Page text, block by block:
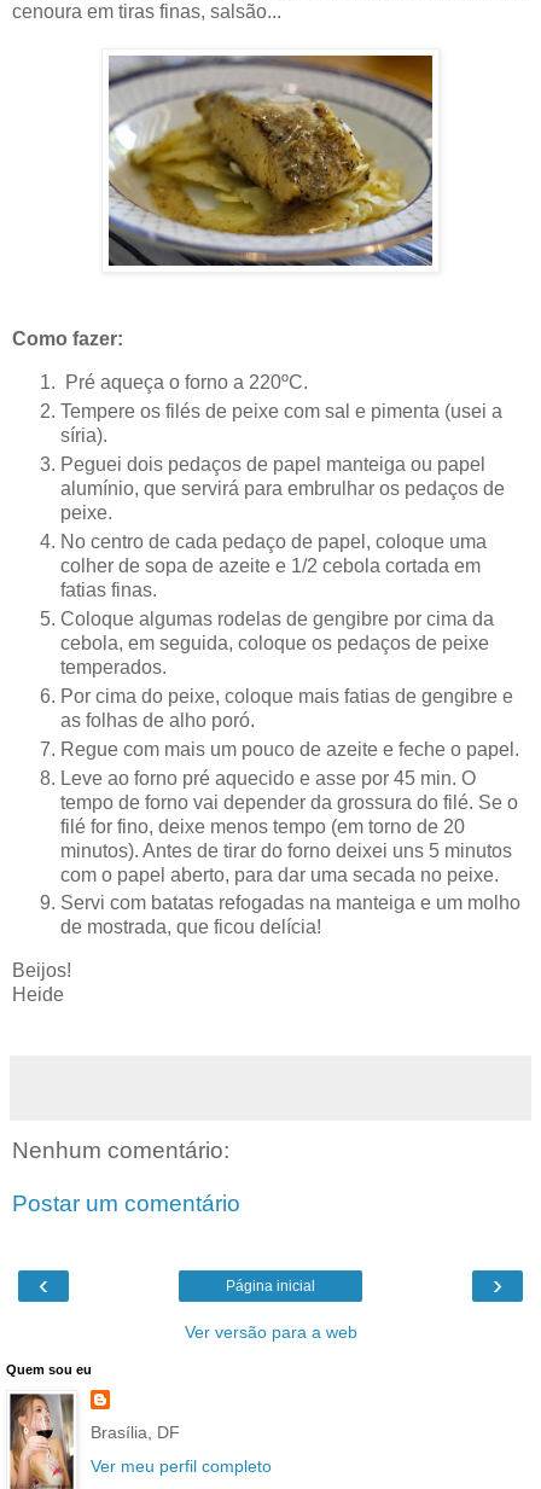
cenoura em tiras finas, salsão...
Como fazer:
Pré aqueça o forno a 220ºC.
Tempere os filés de peixe com sal e pimenta (usei a
síria).
Peguei dois pedaços de papel manteiga ou papel
alumínio, que servirá para embrulhar os pedaços de
peixe.
No centro de cada pedaço de papel, coloque uma
colher de sopa de azeite e 1/2 cebola cortada em
fatias finas.
Coloque algumas rodelas de gengibre por cima da
cebola, em seguida, coloque os pedaços de peixe
temperados.
Por cima do peixe, coloque mais fatias de gengibre e
as folhas de alho poró.
Regue com mais um pouco de azeite e feche o papel.
Leve ao forno pré aquecido e asse por 45 min. O
tempo de forno vai depender da grossura do filé. Se o
filé for fino, deixe menos tempo (em torno de 20
minutos). Antes de tirar do forno deixei uns 5 minutos
com o papel aberto, para dar uma secada no peixe.
Servi com batatas refogadas na manteiga e um molho
de mostrada, que ficou delícia!
Beijos!
Heide
Nenhum comentário:
Postar um comentário
‹ ›
Página inicial
Ver versão para a web
Quem sou eu
Brasília, DF
Ver meu perfil completo